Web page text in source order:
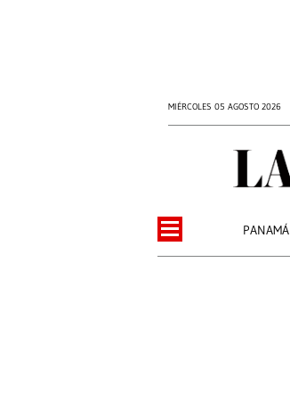
MIÉRCOLES 05 AGOSTO 2026
PANAMÁ